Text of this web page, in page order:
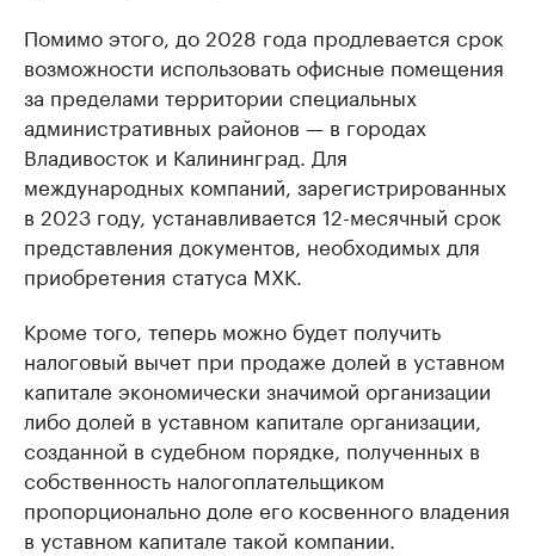
Помимо этого, до 2028 года продлевается срок
возможности использовать офисные помещения
за пределами территории специальных
административных районов — в городах
Владивосток и Калининград. Для
международных компаний, зарегистрированных
в 2023 году, устанавливается 12-месячный срок
представления документов, необходимых для
приобретения статуса МХК.
Кроме того, теперь можно будет получить
налоговый вычет при продаже долей в уставном
капитале экономически значимой организации
либо долей в уставном капитале организации,
созданной в судебном порядке, полученных в
собственность налогоплательщиком
пропорционально доле его косвенного владения
в уставном капитале такой компании.